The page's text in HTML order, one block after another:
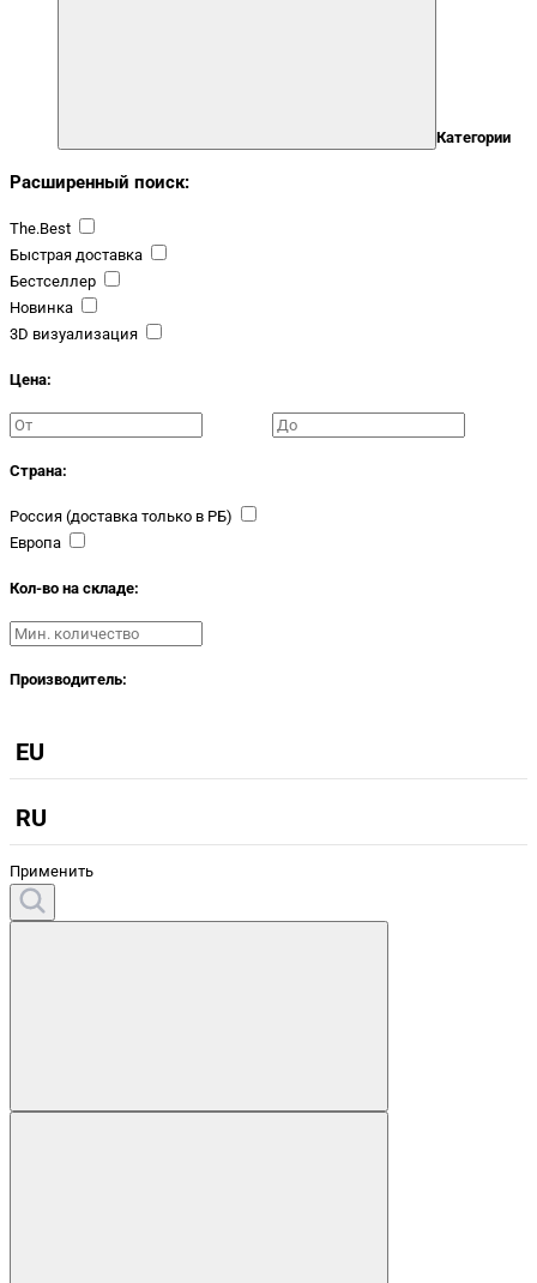
Категории
Расширенный поиск:
The.Best
Быстрая доставка
Бестселлер
Новинка
3D визуализация
Цена:
Страна:
Россия (доставка только в РБ)
Европа
Кол-во на складе:
Производитель:
EU
RU
Применить